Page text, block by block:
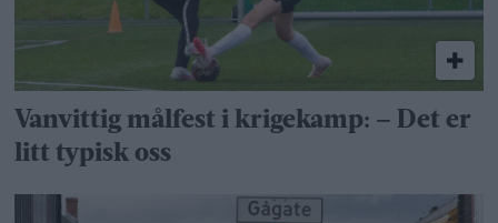
Vanvittig målfest i krigekamp: – Det er
litt typisk oss